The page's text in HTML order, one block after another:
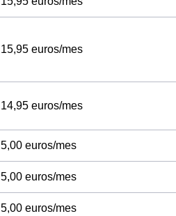
15,95 euros/mes
14,95 euros/mes
5,00 euros/mes
5,00 euros/mes
5,00 euros/mes